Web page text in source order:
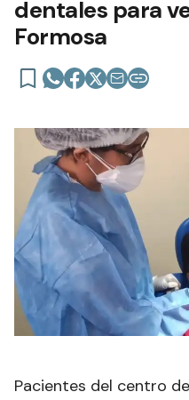
dentales para
Formosa
Pacientes del centro